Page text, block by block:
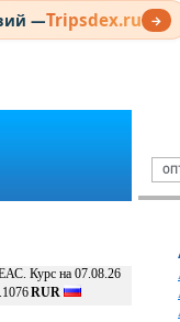
—Tripsdex.ru →
Курс на 07.08.26
RUR